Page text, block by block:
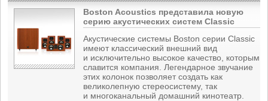
Boston Acoustics представила новую
серию акустических систем Classiс
Акустические системы Boston серии Classic
имеют классический внешний вид
и исключительно высокое качество, которым
славится компания. Легендарное звучание
этих колонок позволяет создать как
великолепную стереосистему, так
и многоканальный домашний кинотеатр.